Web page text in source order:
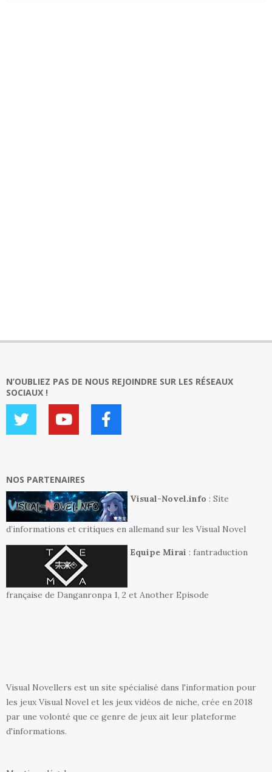
N’OUBLIEZ PAS DE NOUS REJOINDRE SUR LES RÉSEAUX
SOCIAUX !
NOS PARTENAIRES
Visual-Novel.info : Site
d’informations et critiques en allemand sur les Visual Novel
Equipe Mirai : fantraduction
française de Danganronpa 1, 2 et Another Episode
Visual Novellers est un site spécialisé dans l'information pour
les jeux Visual Novel et les jeux vidéos de niche, crée en 2018
par une volonté que ce genre de jeux ait leur plateforme
d'informations.